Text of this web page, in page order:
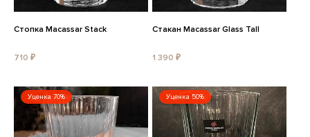
Стопка Macassar Stack
710 ₽
Стакан Macassar Glass Tall
1 390 ₽
Уценка 70% Уценка 50%